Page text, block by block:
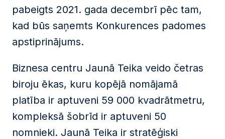
pabeigts 2021. gada decembrī pēc tam,
kad būs saņemts Konkurences padomes
apstiprinājums.
Biznesa centru Jaunā Teika veido četras
biroju ēkas, kuru kopējā nomājamā
platība ir aptuveni 59 000 kvadrātmetru,
kompleksā šobrīd ir aptuveni 50
nomnieki. Jaunā Teika ir stratēģiski